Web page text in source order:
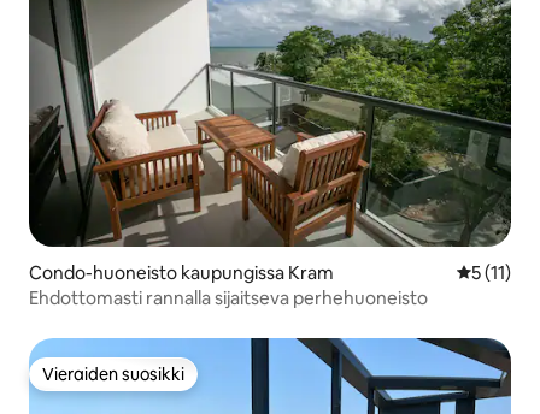
Condo-huoneisto kaupungissa Kram
5 (11)
Ehdottomasti rannalla sijaitseva perhehuoneisto
Vieraiden suosikki
Vieraiden suosikki